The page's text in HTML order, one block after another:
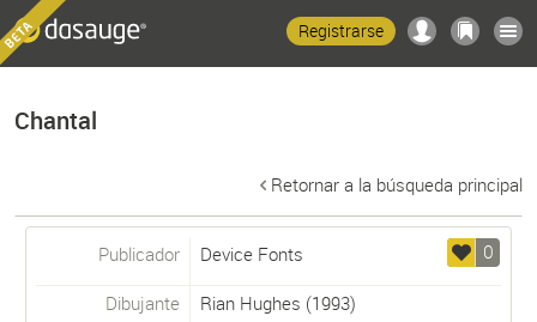
Registrarse
Chantal
Retornar a la búsqueda principal
0
Publicador Device Fonts
Dibujante Rian Hughes (1993)